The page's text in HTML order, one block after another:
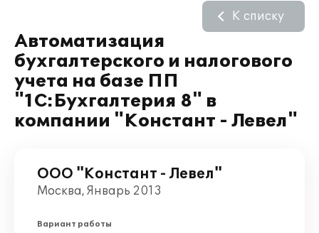
Автоматизация
бухгалтерского и налогового
учета на базе ПП
"1С:Бухгалтерия 8" в
компании "Констант - Левел"
К списку
ООО "Констант - Левел"
Москва, Январь 2013
Вариант работы